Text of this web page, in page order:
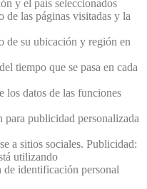
y el país seleccionados
de las páginas visitadas y la
de su ubicación y región en
tiempo que se pasa en cada
los datos de las funciones
publicidad personalizada
a sitios sociales. Publicidad:
utilizando
identificación personal